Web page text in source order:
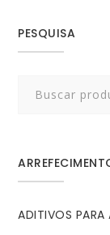
PESQUISA
ADITIVOS PARA